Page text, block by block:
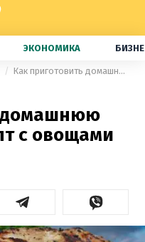
ЭКОНОМИКА
Как приготовить домашнюю буженину – рецепт с овощами
домашнюю
с овощами